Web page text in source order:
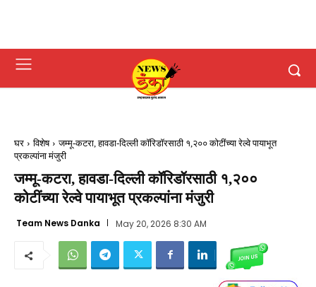
घर विशेष
जम्मू-कटरा, हावडा-दिल्ली कॉरिडॉरसाठी १,२०० कोटींच्या रेल्वे पायाभूत
प्रकल्पांना मंजुरी
जम्मू-कटरा, हावडा-दिल्ली कॉरिडॉरसाठी १,२००
कोटींच्या रेल्वे पायाभूत प्रकल्पांना मंजुरी
Team News Danka May 20, 2026 8:30 AM